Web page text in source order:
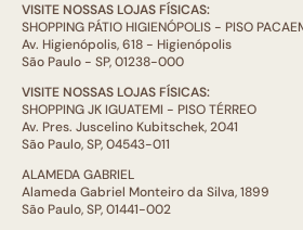
VISITE NOSSAS LOJAS FÍSICAS:
SHOPPING PÁTIO HIGIENÓPOLIS - PISO
Av. Higienópolis, 618 - Higienópolis
São Paulo - SP, 01238-000
VISITE NOSSAS LOJAS FÍSICAS:
SHOPPING JK IGUATEMI - PISO TÉRREO
Av. Pres. Juscelino Kubitschek, 2041
São Paulo, SP, 04543-011
ALAMEDA GABRIEL
Alameda Gabriel Monteiro da Silva, 1899
São Paulo, SP, 01441-002